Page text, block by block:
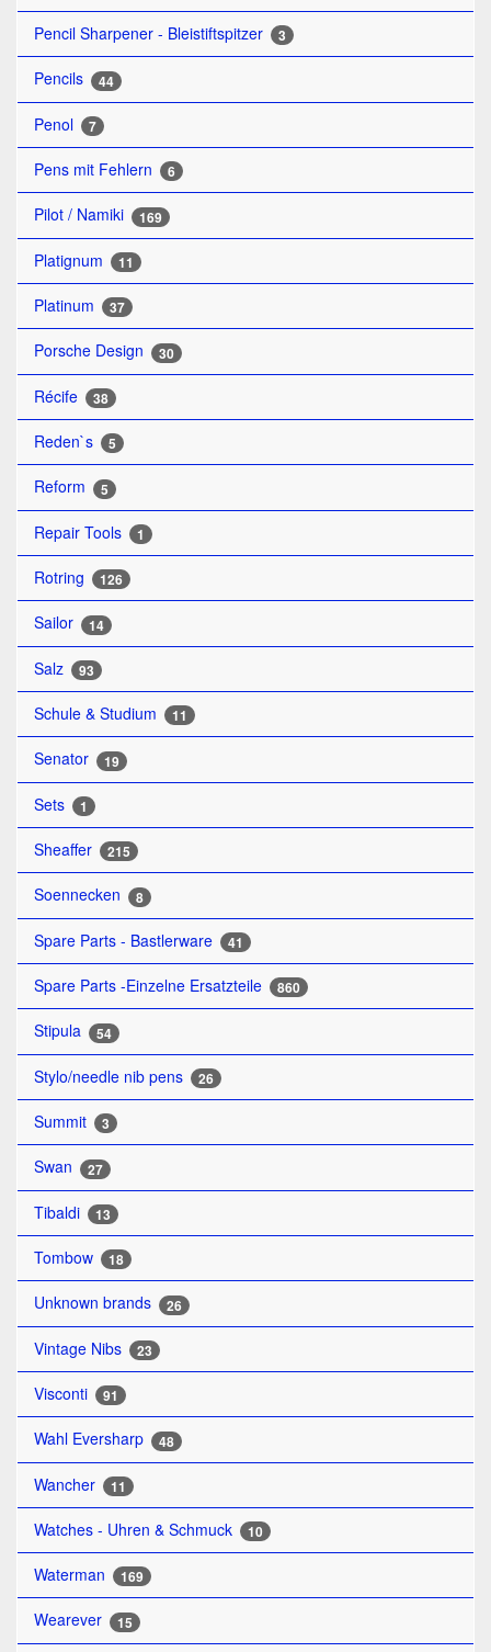
Pencil Sharpener - Bleistiftspitzer 3
Pencils 44
Penol 7
Pens mit Fehlern 6
Pilot / Namiki 169
Platignum 11
Platinum 37
Porsche Design 30
Récife 38
Reden`s 5
Reform 5
Repair Tools 1
Rotring 126
Sailor 14
Salz 93
Schule & Studium 11
Senator 19
Sets 1
Sheaffer 215
Soennecken 8
Spare Parts - Bastlerware 41
Spare Parts -Einzelne Ersatzteile 860
Stipula 54
Stylo/needle nib pens 26
Summit 3
Swan 27
Tibaldi 13
Tombow 18
Unknown brands 26
Vintage Nibs 23
Visconti 91
Wahl Eversharp 48
Wancher 11
Watches - Uhren & Schmuck 10
Waterman 169
Wearever 15